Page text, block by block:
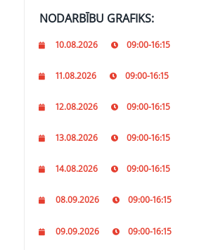
NODARBĪBU GRAFIKS:
10.08.2026 09:00-16:15
11.08.2026 09:00-16:15
12.08.2026 09:00-16:15
13.08.2026 09:00-16:15
14.08.2026 09:00-16:15
08.09.2026 09:00-16:15
09.09.2026 09:00-16:15